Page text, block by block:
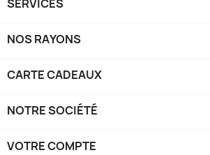
SERVICES
NOS RAYONS
CARTE CADEAUX
NOTRE SOCIÉTÉ
VOTRE COMPTE